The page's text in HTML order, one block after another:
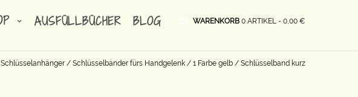
AUSFÜLLBÜCHER BLOG WARENKORB 0 ARTIKEL - 0,00 €
/ Schlüsselbänder fürs Handgelenk / 1 Farbe gelb / Schlüsselband kurz